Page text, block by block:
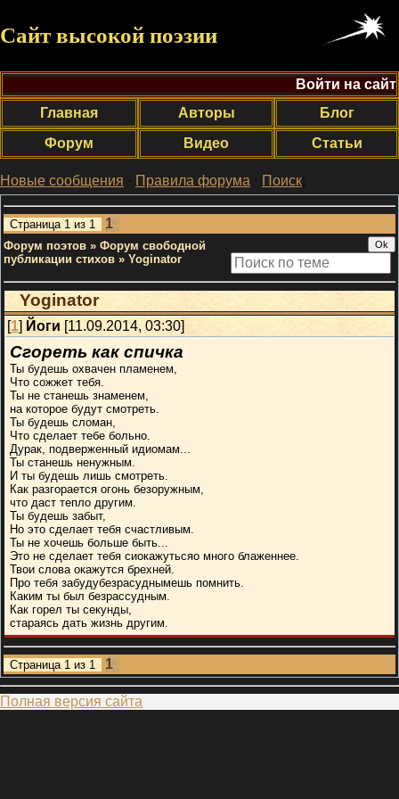
Сайт высокой поэзии
Войти на сайт
Главная
Авторы
Блог
Форум
Видео Статьи
Новые сообщения · Правила форума · Поиск;
Страница 1 из 1 1
Форум поэтов » Форум свободной
публикации стихов » Yoginator
Yoginator
[1] Йоги [11.09.2014, 03:30]
Сгореть как спичка
Ты будешь охвачен пламенем,
Что сожжет тебя.
Ты не станешь знаменем,
на которое будут смотреть.
Ты будешь сломан,
Что сделает тебе больно.
Дурак, подверженный идиомам...
Ты станешь ненужным.
И ты будешь лишь смотреть.
Как разгорается огонь безоружным,
что даст тепло другим.
Ты будешь забыт,
Но это сделает тебя счастливым.
Ты не хочешь больше быть...
Это не сделает тебя сиокажутьсяо много блаженнее.
Твои слова окажутся брехней.
Про тебя забудубезрасуднымешь помнить.
Каким ты был безрассудным.
Как горел ты секунды,
стараясь дать жизнь другим.
Страница 1 из 1 1
Полная версия сайта